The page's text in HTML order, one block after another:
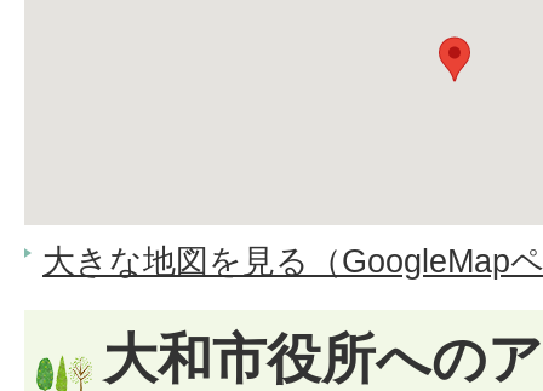
大きな地図を見る（GoogleMap
大和市役所への